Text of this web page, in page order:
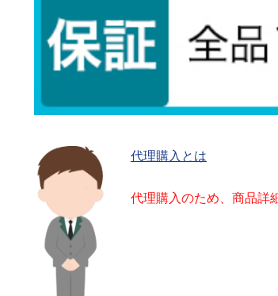
代理購入とは
代理購入のため、商品詳